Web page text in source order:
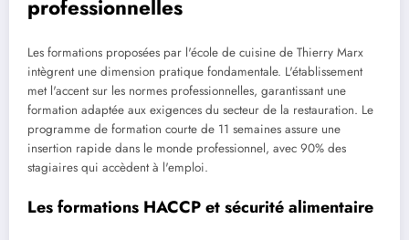
professionnelles
Les formations proposées par l'école de cuisine de Thierry Marx
intègrent une dimension pratique fondamentale. L'établissement
met l'accent sur les normes professionnelles, garantissant une
formation adaptée aux exigences du secteur de la restauration. Le
programme de formation courte de 11 semaines assure une
insertion rapide dans le monde professionnel, avec 90% des
stagiaires qui accèdent à l'emploi.
Les formations HACCP et sécurité alimentaire